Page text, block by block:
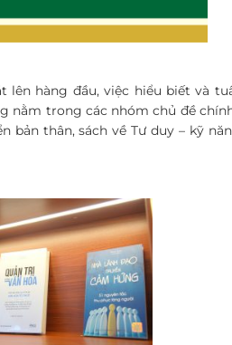
hàng đầu, việc hiểu biết và
nằm trong các nhóm chủ đề
bản thân, sách về Tư duy – kỹ